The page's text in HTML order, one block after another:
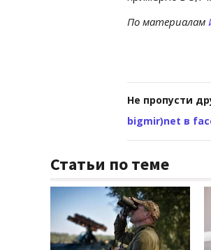
По материалам
Не пропусти
bigmir)net в
Статьи по теме